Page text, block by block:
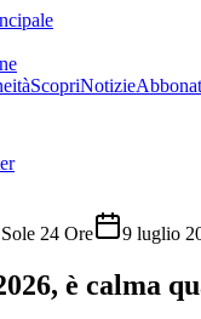
ScopriNotizie
24 Ore 9 luglio
è calma